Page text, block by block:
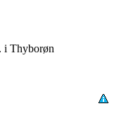
i Thyborøn